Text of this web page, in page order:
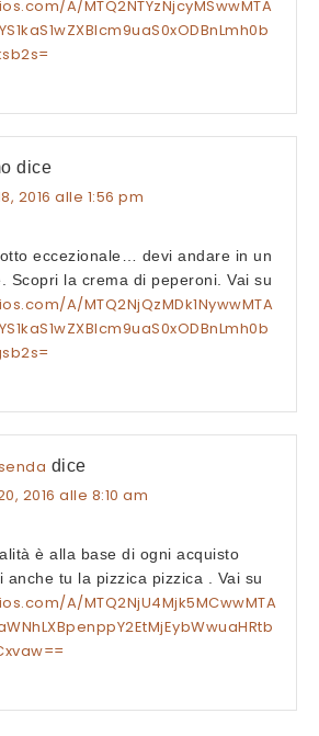
A/MTQ2NTYzNjcyMSwwMTA
dice
2016 alle 1:56 pm
eccezionale… devi andare in un
Scopri la crema di peperoni. Vai su
A/MTQ2NjQzMDk1NywwMTA
dice
2016 alle 8:10 am
è alla base di ogni acquisto
anche tu la pizzica pizzica . Vai su
A/MTQ2NjU4Mjk5MCwwMTA